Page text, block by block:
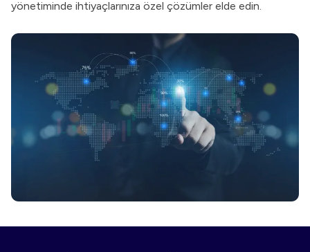
yönetiminde ihtiyaçlarınıza özel çözümler elde edin.